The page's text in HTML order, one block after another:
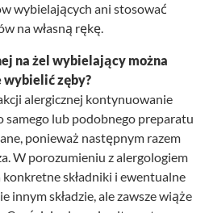
wybielających ani stosować
na własną rękę.
na żel wybielający można
zęby?
alergicznej kontynuowanie
samego lub podobnego preparatu
ponieważ następnym razem
W porozumieniu z alergologiem
składniki i ewentualne
innym składzie, ale zawsze wiąże